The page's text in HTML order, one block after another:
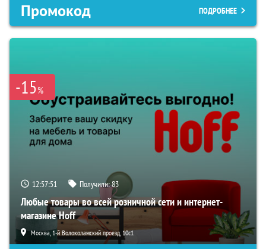
Промокод ПОДРОБНЕЕ
-15%
12:57:50 Получили:83
Любые товары во всей розничной сети и интернет-
магазине Hoff
Москва, 1-й Волоколамский проезд, 10с1